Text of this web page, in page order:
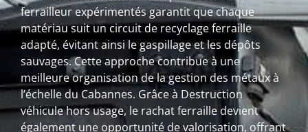
ferrailleur expérimentés garantit que chaque
matériau suit un circuit de recyclage ferraille
adapté, évitant ainsi le gaspillage et les dépôts
sauvages. Cette approche contribue à une
meilleure organisation de la gestion des métaux à
l’échelle du Cabannes. Grâce à Destruction
véhicule hors usage, le rachat ferraille devient
également une opportunité de valorisation, offrant